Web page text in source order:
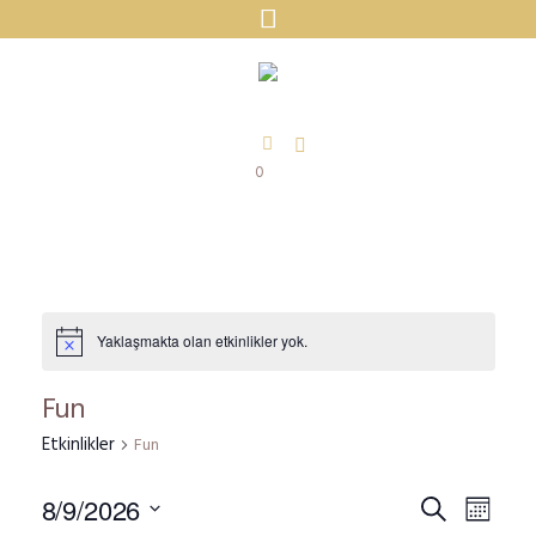
0
Notice Yaklaşmakta olan etkinlikler yok.
Fun
Etkinlikler Fun
Ara Ay
8/9/2026